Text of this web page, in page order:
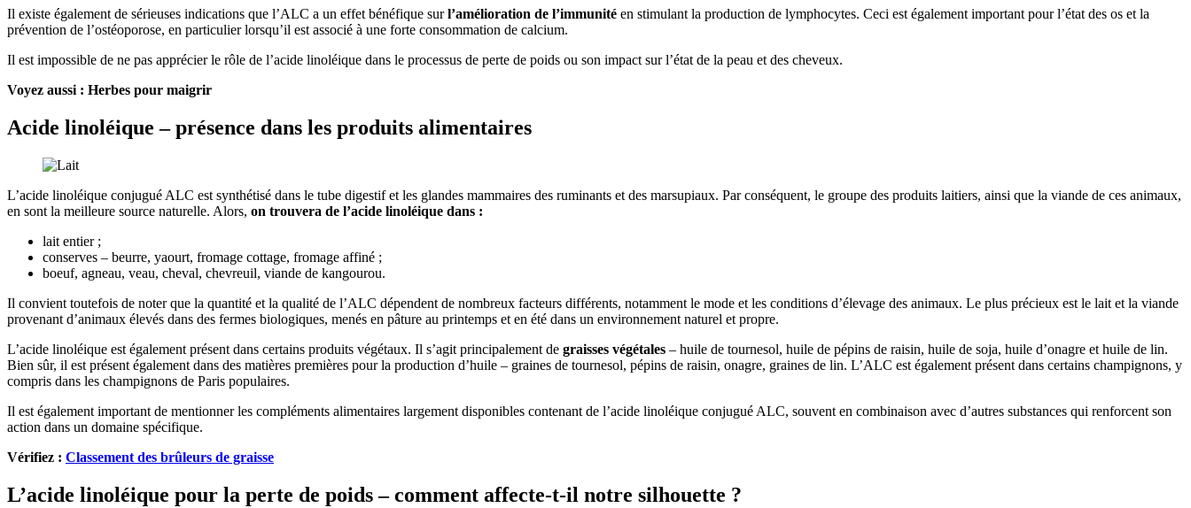
Il existe également de sérieuses indications que l’ALC a un effet bénéfique surl’amélioration de l’immunité en stimulant la production de lymphocytes. Ceci est également important pour l’état des os et la
prévention de l’ostéoporose, en particulier lorsqu’il est associé à une forte consommation de calcium.
Il est impossible de ne pas apprécier le rôle de l’acide linoléique dans le processus de perte de poids ou son impact sur l’état de la peau et des cheveux.
Voyez aussi : Herbes pour maigrir
Acide linoléique – présence dans les produits alimentaires
L’acide linoléique conjugué ALC est synthétisé dans le tube digestif et les glandes mammaires des ruminants et des marsupiaux. Par conséquent, le groupe des produits laitiers, ainsi que la viande de ces animaux,
en sont la meilleure source naturelle. Alors, on trouvera de l’acide linoléique dans :
lait entier ;
conserves – beurre, yaourt, fromage cottage, fromage affiné ;
boeuf, agneau, veau, cheval, chevreuil, viande de kangourou.
Il convient toutefois de noter que la quantité et la qualité de l’ALC dépendent de nombreux facteurs différents, notamment le mode et les conditions d’élevage des animaux. Le plus précieux est le lait et la viande
provenant d’animaux élevés dans des fermes biologiques, menés en pâture au printemps et en été dans un environnement naturel et propre.
L’acide linoléique est également présent dans certains produits végétaux. Il s’agit principalement de graisses végétales – huile de tournesol, huile de pépins de raisin, huile de soja, huile d’onagre et huile de lin.
Bien sûr, il est présent également dans des matières premières pour la production d’huile – graines de tournesol, pépins de raisin, onagre, graines de lin. L’ALC est également présent dans certains champignons, y
compris dans les champignons de Paris populaires.
Il est également important de mentionner les compléments alimentaires largement disponibles contenant de l’acide linoléique conjugué ALC, souvent en combinaison avec d’autres substances qui renforcent son
action dans un domaine spécifique.
Vérifiez : Classement des brûleurs de graisse
L’acide linoléique pour la perte de poids – comment affecte-t-il notre silhouette ?